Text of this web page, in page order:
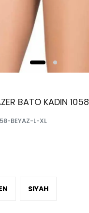
BATO KADIN 1058
BEYAZ-L-XL
SIYAH